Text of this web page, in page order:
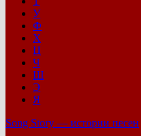
У
Ф
Х
Ц
Ч
Ш
Э
Я
Song Story — истории песен